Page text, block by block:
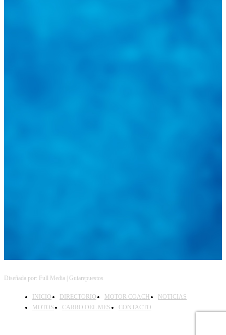
Diseñada por: Full Media | Guiarepuestos
INICIO DIRECTORIO MOTOR COACH
NOTICIAS
MOTOS
CARRO DEL MES CONTACTO